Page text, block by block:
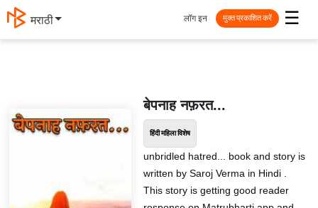
मराठी ☰
लॉग इन मुक्त प्रकाशित करें
बेपनाह नफ़रत...
हिंदी महिला विशेष
unbridled hatred... book and story is
written by Saroj Verma in Hindi .
This story is getting good reader